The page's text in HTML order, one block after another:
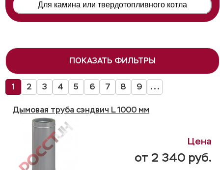
Для камина или твердотопливного котла
ПОКАЗАТЬ ФИЛЬТРЫ
1 2 3 4 5 6 7 8 9 ...
Дымовая труба сэндвич L 1000 мм
от 2 340 руб.